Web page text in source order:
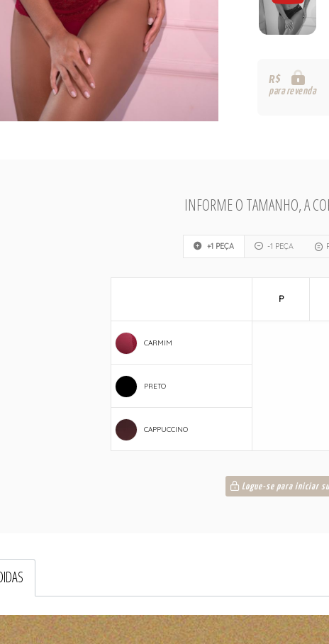
R$
para revenda
INFORME O TAMANHO, A
+1 PEÇA -1 PEÇA
CARMIM
PRETO
CAPPUCCINO
P
Logue-se para iniciar